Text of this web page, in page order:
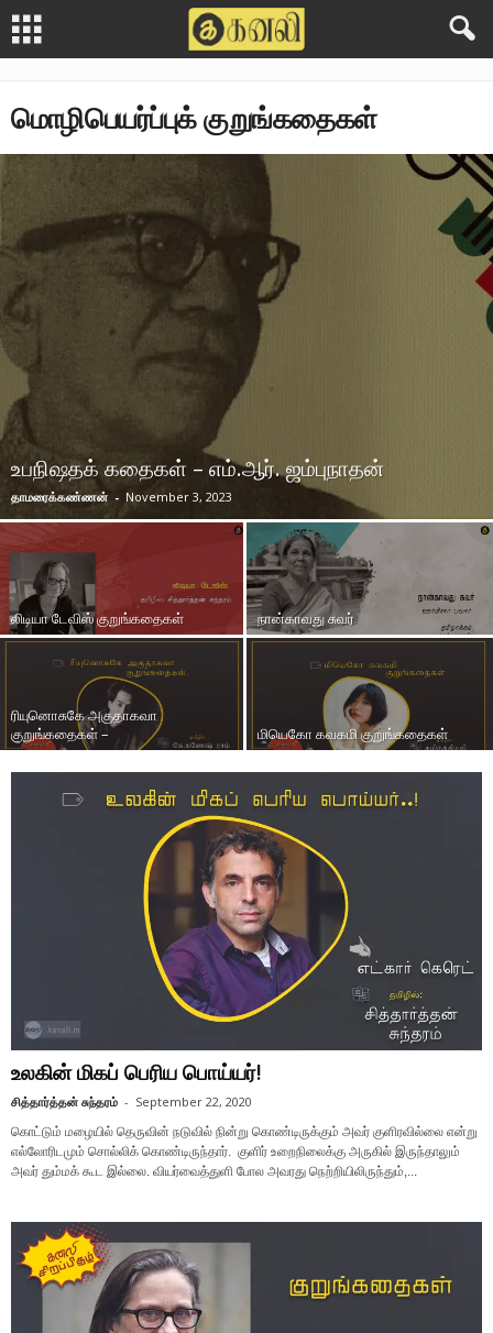
மொழிபெயர்ப்புக் குறுங்கதைகள்
உபநிஷதக் கதைகள் – எம்.ஆர். ஜம்புநாதன்
தாமரைக்கண்ணன் - November 3, 2023
லிடியா டேவிஸ் குறுங்கதைகள் நான்காவது சுவர்
ரியுனொசுகே அகுதாகவா
குறுங்கதைகள் –
மியெகோ கவகமி குறுங்கதைகள்
உலகின் மிகப் பெரிய பொய்யர்!
சித்தார்த்தன் சுந்தரம் - September 22, 2020
கொட்டும் மழையில் தெருவின் நடுவில் நின்று கொண்டிருக்கும் அவர் குளிரவில்லை என்று
எல்லோரிடமும் சொல்லிக் கொண்டிருந்தார். குளிர் உறைநிலைக்கு அருகில் இருந்தாலும்
அவர் தும்மக் கூட இல்லை. வியர்வைத்துளி போல அவரது நெற்றியிலிருந்தும்,...